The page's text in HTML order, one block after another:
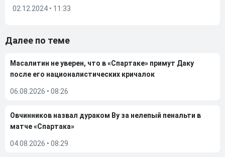
02.12.2024 • 11:33
Далее по теме
Масалитин не уверен, что в «Спартаке» примут Даку
после его националистических кричалок
06.08.2026 • 08:26
Овчинников назвал дураком Ву за нелепый пенальти в
матче «Спартака»
04.08.2026 • 08:29